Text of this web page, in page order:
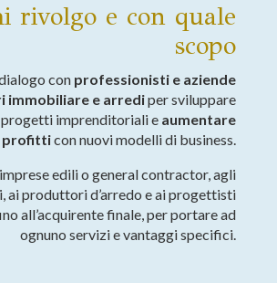
rivolgo e con quale
scopo
con professionisti e aziende
immobiliare e arrediper sviluppare
progetti imprenditoriali e aumentare
profitticon nuovi modelli di business.
edili o general contractor, agli
ai produttori d’arredo e ai progettisti
all’acquirente finale, per portare ad
ognuno servizi e vantaggi specifici.